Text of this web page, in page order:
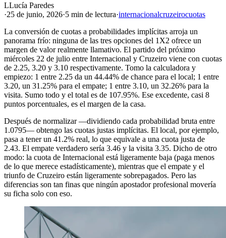
LLucía Paredes
·25 de junio, 2026·5 min de lectura·internacionalcruzeirocuotas
La conversión de cuotas a probabilidades implícitas arroja un
panorama frío: ninguna de las tres opciones del 1X2 ofrece un
margen de valor realmente llamativo. El partido del próximo
miércoles 22 de julio entre Internacional y Cruzeiro viene con cuotas
de 2.25, 3.20 y 3.10 respectivamente. Tomo la calculadora y
empiezo: 1 entre 2.25 da un 44.44% de chance para el local; 1 entre
3.20, un 31.25% para el empate; 1 entre 3.10, un 32.26% para la
visita. Sumo todo y el total es de 107.95%. Ese excedente, casi 8
puntos porcentuales, es el margen de la casa.
Después de normalizar —dividiendo cada probabilidad bruta entre
1.0795— obtengo las cuotas justas implícitas. El local, por ejemplo,
pasa a tener un 41.2% real, lo que equivale a una cuota justa de
2.43. El empate verdadero sería 3.46 y la visita 3.35. Dicho de otro
modo: la cuota de Internacional está ligeramente baja (paga menos
de lo que merece estadísticamente), mientras que el empate y el
triunfo de Cruzeiro están ligeramente sobrepagados. Pero las
diferencias son tan finas que ningún apostador profesional movería
su ficha solo con eso.